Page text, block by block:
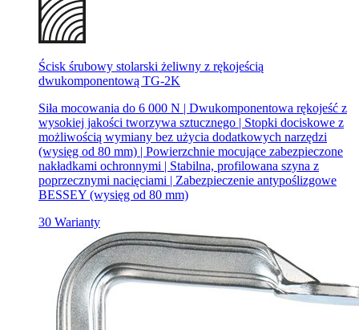
Ścisk śrubowy stolarski żeliwny z rękojeścią
dwukomponentową TG-2K
Siła mocowania do 6 000 N | Dwukomponentowa rękojeść z
wysokiej jakości tworzywa sztucznego | Stopki dociskowe z
możliwością wymiany bez użycia dodatkowych narzędzi
(wysięg od 80 mm) | Powierzchnie mocujące zabezpieczone
nakładkami ochronnymi | Stabilna, profilowana szyna z
poprzecznymi nacięciami | Zabezpieczenie antypoślizgowe
BESSEY (wysięg od 80 mm)
30 Warianty